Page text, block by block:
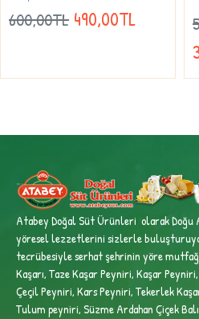
600,00TL 490,00TL
Atabey Doğal Süt Ürünleri olarak Doğu
yöresel lezzetlerini sizlerle
tecrübesiyleserhat şehrinin yöre
Kaşarı, Taze Kaşar Peyniri, Kaşar
Çeçil Peyniri, Kars Peyniri, Tekerlek
Tulum peyniri,Süzme Ardahan Çiçek